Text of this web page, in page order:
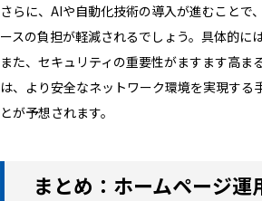
さらに、AIや自動化技術の導入が進むこと
ースの負担が軽減されるでしょう。具体的に
また、セキュリティの重要性がますます高
は、より安全なネットワーク環境を実現す
とが予想されます。
まとめ：ホームページ